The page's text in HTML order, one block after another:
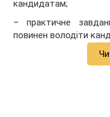
кандидатам;
– практичне
повинен володіти